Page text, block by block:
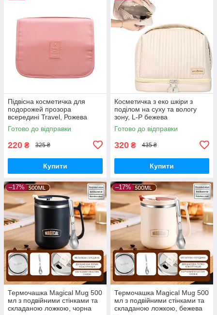
Підвісна косметичка для
подорожей прозора
всередині Travel, Рожева
Готово до відправки
220 ₴ 325 ₴
Купити
Косметичка з еко шкіри з
поділом на суху та вологу
зону, L-P бежева
Готово до відправки
320 ₴ 435 ₴
Купити
–17%
Термочашка Magical Mug 500
мл з подвійними стінками та
складаною ложкою, чорна
–17%
Термочашка Magical Mug 500
мл з подвійними стінками та
складаною ложкою, бежева